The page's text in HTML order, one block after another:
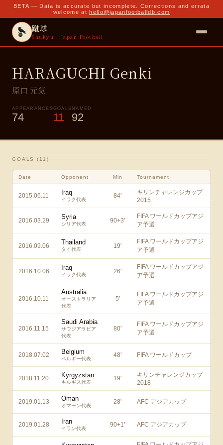
BETA — Data is accurate but incomplete. Corrections and errata
welcome at hello@japanfootballdb.com
蹴球
Shukyu · Japan Football
HARAGUCHI Genki
原口 元気
APPEARANCES
74
GOALS
11
NAMED
92
GOALS ( 11 )
Date Opponent Min Tournament
2015.06.11 Iraq
イラク代表
84'
キリンチャレンジカップ
2015
2016.03.29 Syria
シリア代表 90+3'
FIFA ワールドカップアジ
ア予選
2016.09.06 Thailand
タイ代表 19'
FIFA ワールドカップアジ
ア予選
2016.10.06 Iraq
イラク代表 26'
FIFA ワールドカップアジ
ア予選
2016.10.11
Australia
オーストラリア
代表
5'
FIFA ワールドカップアジ
ア予選
2016.11.15
Saudi Arabia
サウジアラビア
代表
80'
FIFA ワールドカップアジ
ア予選
2018.07.02 Belgium
ベルギー代表
48' FIFA ワールドカップ
2018.11.20 Kyrgyzstan
キルギス代表
19'
キリンチャレンジカップ
2018
2019.01.13 Oman
オマーン代表
28' AFC アジアカップ
2019.01.28 Iran
イラン代表
90+1' AFC アジアカップ